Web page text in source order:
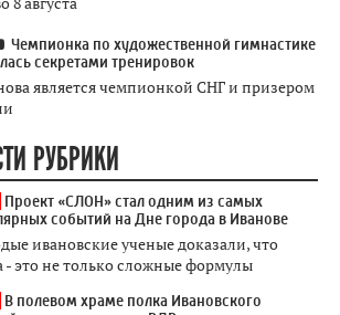
Чемпионка по художественной гимнастике
секретами тренировок
является чемпионкой СНГ и призером
РУБРИКИ
Проект «СЛОН» стал одним из самых
событий на Дне города в Иванове
ивановские ученые доказали, что
- это не только сложные формулы
В полевом храме полка Ивановского